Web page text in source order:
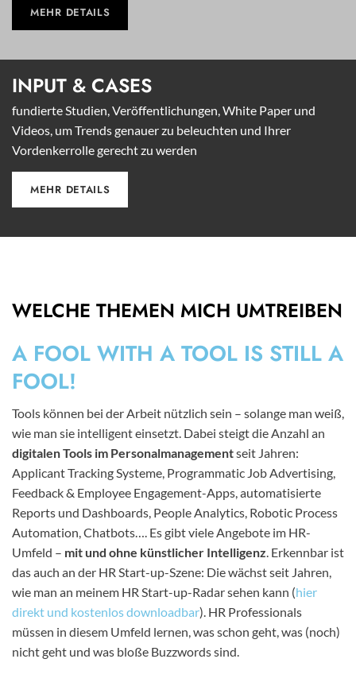
MEHR DETAILS
INPUT & CASES
fundierte Studien, Veröffentlichungen, White Paper und
Videos, um Trends genauer zu beleuchten und Ihrer
Vordenkerrolle gerecht zu werden
MEHR DETAILS
WELCHE THEMEN MICH UMTREIBEN
A FOOL WITH A TOOL IS STILL A
FOOL!
Tools können bei der Arbeit nützlich sein – solange man weiß,
wie man sie intelligent einsetzt. Dabei steigt die Anzahl an
digitalen Tools im Personalmanagementseit Jahren:
Applicant Tracking Systeme, Programmatic Job Advertising,
Feedback & Employee Engagement-Apps, automatisierte
Reports und Dashboards, People Analytics, Robotic Process
Automation, Chatbots…. Es gibt viele Angebote im HR-
Umfeld – mit und ohne künstlicher Intelligenz. Erkennbar ist
das auch an der HR Start-up-Szene: Die wächst seit Jahren,
wie man an meinem HR Start-up-Radar sehen kann (hier
direkt und kostenlos downloadbar). HR Professionals
müssen in diesem Umfeld lernen, was schon geht, was (noch)
nicht geht und was bloße Buzzwords sind.